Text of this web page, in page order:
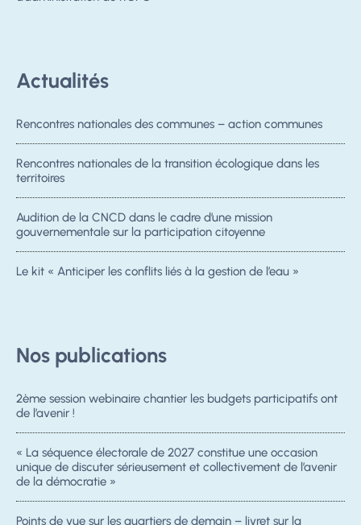
Actualités
Rencontres nationales des communes – action communes
Rencontres nationales de la transition écologique dans les
territoires
Audition de la CNCD dans le cadre d’une mission
gouvernementale sur la participation citoyenne
Le kit « Anticiper les conflits liés à la gestion de l’eau »
Nos publications
2ème session webinaire chantier les budgets participatifs ont
de l’avenir !
« La séquence électorale de 2027 constitue une occasion
unique de discuter sérieusement et collectivement de l’avenir
de la démocratie »
Points de vue sur les quartiers de demain – livret sur la